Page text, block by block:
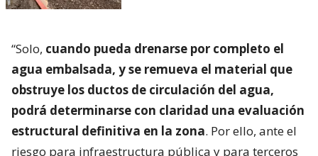
“Solo, cuando pueda drenarse por completo el
agua embalsada, y se remueva el material que
obstruye los ductos de circulación del agua,
podrá determinarse con claridad una evaluación
estructural definitiva en la zona. Por ello, ante el
riesgo para infraestructura pública y para terceros